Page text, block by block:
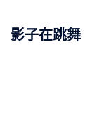
影子在跳舞